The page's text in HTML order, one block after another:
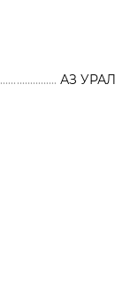
АЗ УРАЛ